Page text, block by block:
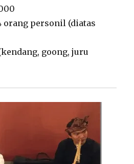
orang personil (diatas
goong, juru